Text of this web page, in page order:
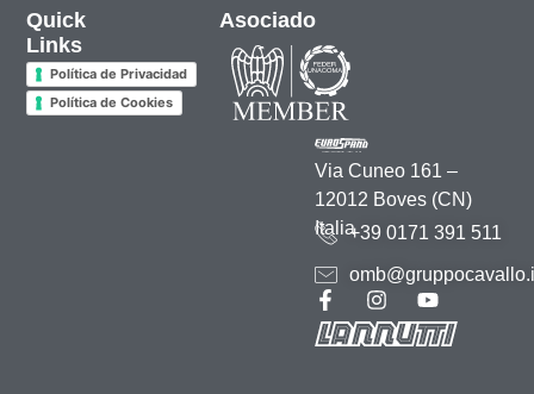
Via Cuneo 161 –
12012 Boves (CN)
Italia+39 0171 391 511
Quick
Links
Política de Privacidad
Política de Cookies
Asociado